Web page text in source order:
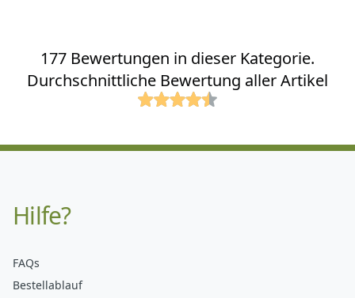
177 Bewertungen in dieser Kategorie.
Durchschnittliche Bewertung aller Artikel
Hilfe?
FAQs
Bestellablauf